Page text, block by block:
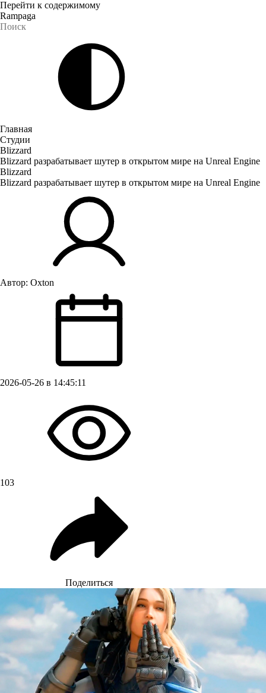
Перейти к содержимому
Rampaga
Главная
Студии
Blizzard
Blizzard разрабатывает шутер в открытом мире на Unreal Engine
Blizzard
Blizzard разрабатывает шутер в открытом мире на Unreal Engine
Автор: Oxton
2026-05-26 в 14:45:11
103
Поделиться